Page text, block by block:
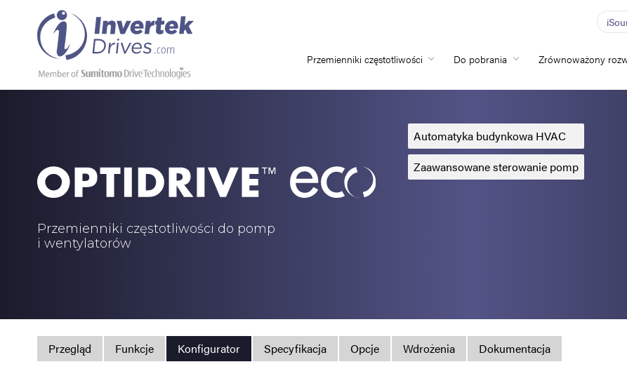
Przemienniki częstotliwości Do pobrania Zrównoważony
Przemienniki częstotliwości do pomp
i wentylatorów
Automatyka budynkowa HVAC
Zaawansowane sterowanie pomp
Przegląd Funkcje Konfigurator Specyfikacja Opcje Wdrożenia Dokumentacja
Przemienniki
Do pobrania
Zrównoważony
Mapa strony